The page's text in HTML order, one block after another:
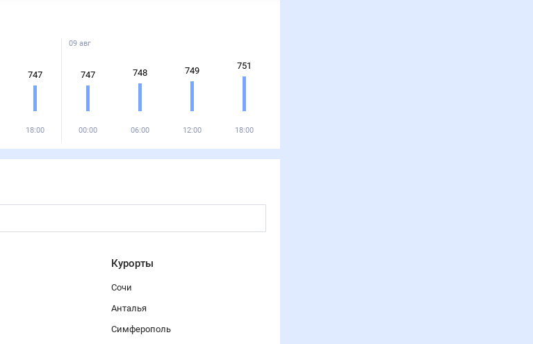
747
18:00
09 авг
747
00:00
748
06:00
749
12:00
751
18:00
Курорты
Сочи
Анталья
Симферополь